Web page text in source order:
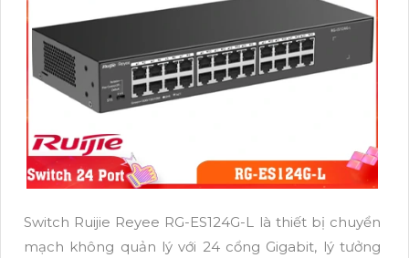
Switch Ruijie Reyee RG-ES124G-L là thiết bị chuyển
mạch không quản lý với 24 cổng Gigabit, lý tưởng